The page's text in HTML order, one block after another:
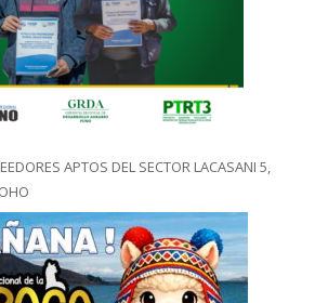
APTOS DEL SECTOR LACASANI 5,